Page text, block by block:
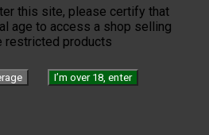
this site, please certify that
age to access a shop selling
restricted products
I’m over 18, enter